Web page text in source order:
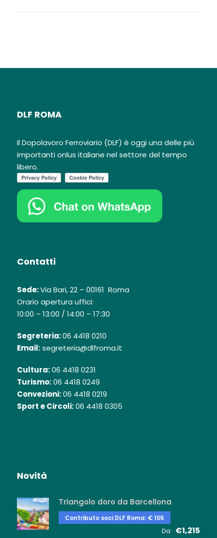
DLF ROMA
Il Dopolavoro Ferroviario (DLF) è oggi una delle più
importanti onlus italiane nel settore del tempo
libero.
Contatti
Sede:Via Bari, 22 – 00161 Roma
Orario apertura uffici:
10:00 – 13:00 / 14:00 – 17:30
Segreteria:06 4418 0210
Email:segreteria@dlfroma.it
Cultura:06 4418 0231
Turismo:06 4418 0249
Convezioni:06 4418 0219
Sport e Circoli:06 4418 0305
Novità
Triangolo doro da Barcellona
Contributo soci DLF Roma: € 105
Da €1,215